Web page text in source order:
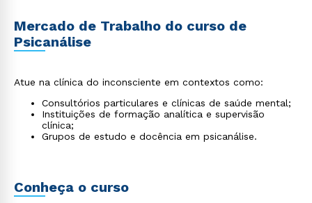
Mercado de Trabalho do curso de
Psicanálise
Atue na clínica do inconsciente em contextos como:
Consultórios particulares e clínicas de saúde mental;
Instituições de formação analítica e supervisão
clínica;
Grupos de estudo e docência em psicanálise.
Conheça o curso